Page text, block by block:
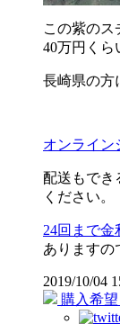
この紫のス
40万円くら
長崎県の方
オンライン
配送もでき
ください。
24回まで
ありますの
2019/10/04
購入希